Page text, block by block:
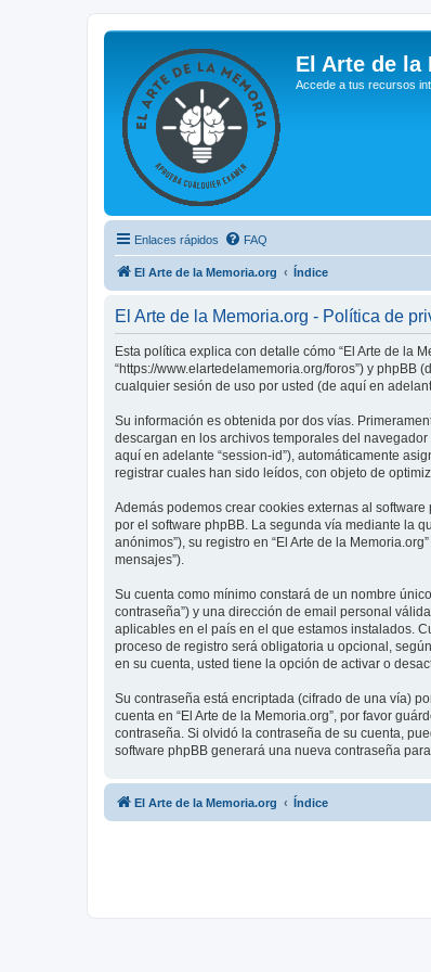
El Arte de la
Accede a tus recursos
Enlaces rápidos FAQ
El Arte de la Memoria.org Índice
El Arte de la Memoria.org - Política de
Esta política explica con detalle cómo “El Arte de la
“https://www.elartedelamemoria.org/foros”) y phpBB
cualquier sesión de uso por usted (de aquí en
Su información es obtenida por dos vías.
descargan en los archivos temporales del
aquí en adelante “session-id”), automáticamente
registrar cuales han sido leídos, con objeto de
Además podemos crear cookies externas al
por el software phpBB. La segunda vía mediante la
anónimos”), su registro en “El Arte de la
mensajes”).
Su cuenta como mínimo constará de un nombre
contraseña”) y una dirección de email personal
aplicables en el país en el que estamos instalados.
proceso de registro será obligatoria u opcional,
en su cuenta, usted tiene la opción de activar o
Su contraseña está encriptada (cifrado de una vía)
cuenta en “El Arte de la Memoria.org”, por favor
contraseña. Si olvidó la contraseña de su cuenta,
software phpBB generará una nueva contraseña
El Arte de la Memoria.org Índice